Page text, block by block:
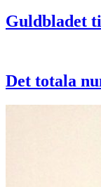
Guldbladet
Det totala